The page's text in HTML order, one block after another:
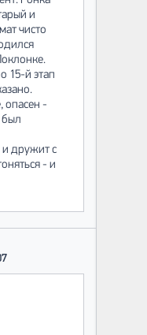
и
чисто
15-й этап
опасен -
был
и дружит с
- и